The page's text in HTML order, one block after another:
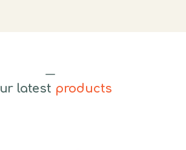
latest products